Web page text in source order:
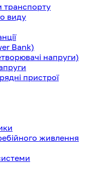
транспорту
виду
Bank)
напруги)
пристрої
живлення